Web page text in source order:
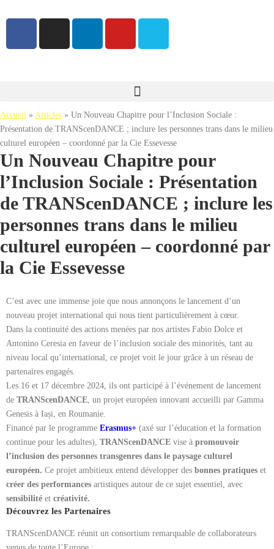
Accueil » Articles » Un Nouveau Chapitre pour l’Inclusion Sociale :
Présentation de TRANScenDANCE ; inclure les personnes trans dans le milieu
culturel européen – coordonné par la Cie Essevesse
Un Nouveau Chapitre pour
l’Inclusion Sociale : Présentation
de TRANScenDANCE ; inclure les
personnes trans dans le milieu
culturel européen – coordonné par
la Cie Essevesse
C’est avec une immense joie que nous annonçons le lancement d’un
nouveau projet international qui nous tient particulièrement à cœur.
Dans la continuité des actions menées par nos artistes Fabio Dolce et
Antonino Ceresia en faveur de l’inclusion sociale des minorités, tant au
niveau local qu’international, ce projet voit le jour grâce à un réseau de
partenaires engagés.
Les 16 et 17 décembre 2024, ils ont participé à l’événement de lancement
de TRANScenDANCE, un projet européen innovant accueilli par Gamma
Genesis à Iași, en Roumanie.
Financé par le programme Erasmus+ (axé sur l’éducation et la formation
continue pour les adultes), TRANScenDANCE vise à promouvoir
l’inclusion des personnes transgenres dans le paysage culturel
européen. Ce projet ambitieux entend développer des bonnes pratiques et
créer des performances artistiques autour de ce sujet essentiel, avec
sensibilité et créativité.
Découvrez les Partenaires
TRANScenDANCE réunit un consortium remarquable de collaborateurs